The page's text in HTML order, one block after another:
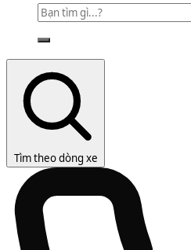
Tìm theo dòng xe